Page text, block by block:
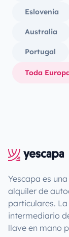
Eslovenia
Australia
Portugal
Toda
Yescapa es
alquiler de
particulares.
intermediario
llave en mano